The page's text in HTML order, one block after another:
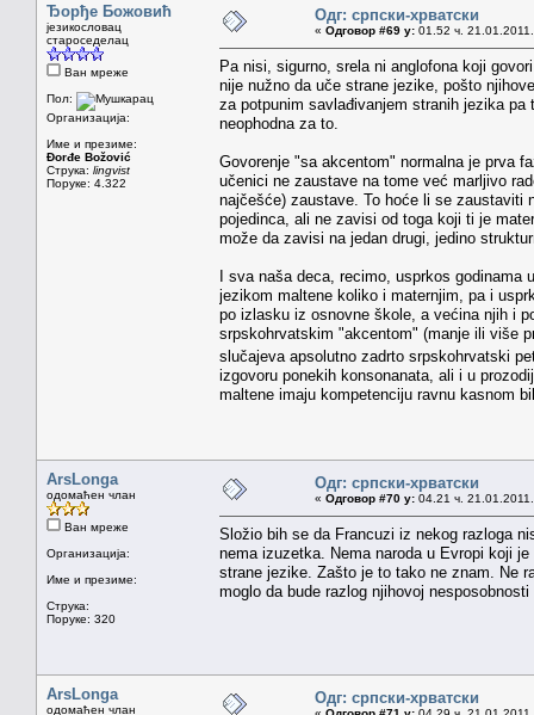
Ђорђе Божовић
језикословац
староседелац
Ван мреже
Пол:
Организација:
Име и презиме:
Đorđe Božović
Струка: lingvist
Поруке: 4.322
Одг: српски-хрватски
« Одговор #69 у: 01.52 ч.
Pa nisi, sigurno, srela ni anglofona koji
nije nužno da uče strane jezike, pošto
za potpunim savlađivanjem stranih jezika
neophodna za to.
Govorenje "sa akcentom" normalna je prva
učenici ne zaustave na tome već marljivo
najčešće) zaustave. To hoće li se zaustaviti
pojedinca, ali ne zavisi od toga koji ti je
može da zavisi na jedan drugi, jedino
I sva naša deca, recimo, usprkos godinama
jezikom maltene koliko i maternjim, pa i
po izlasku iz osnovne škole, a većina njih i
srpskohrvatskim "akcentom" (manje ili više
slučajeva apsolutno zadrto srpskohrvatski
izgovoru ponekih konsonanata, ali i u
maltene imaju kompetenciju ravnu kasnom
ArsLonga
одомаћен члан
Ван мреже
Организација:
Име и презиме:
Струка:
Поруке: 320
Одг: српски-хрватски
« Одговор #70 у: 04.21 ч.
Složio bih se da Francuzi iz nekog razloga
nema izuzetka. Nema naroda u Evropi koji
strane jezike. Zašto je to tako ne znam. Ne
moglo da bude razlog njihovoj
ArsLonga
одомаћен члан
Одг: српски-хрватски